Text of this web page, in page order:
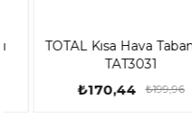
TOTAL Kısa Hava Tabancası
TAT3031
₺170,44 ₺199,96